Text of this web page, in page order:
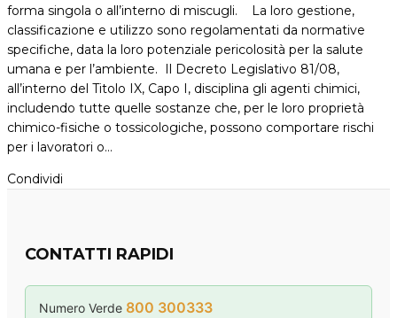
forma singola o all’interno di miscugli. La loro gestione,
classificazione e utilizzo sono regolamentati da normative
specifiche, data la loro potenziale pericolosità per la salute
umana e per l’ambiente. Il Decreto Legislativo 81/08,
all’interno del Titolo IX, Capo I, disciplina gli agenti chimici,
includendo tutte quelle sostanze che, per le loro proprietà
chimico-fisiche o tossicologiche, possono comportare rischi
per i lavoratori o…
Condividi
CONTATTI RAPIDI
Numero Verde 800 300333